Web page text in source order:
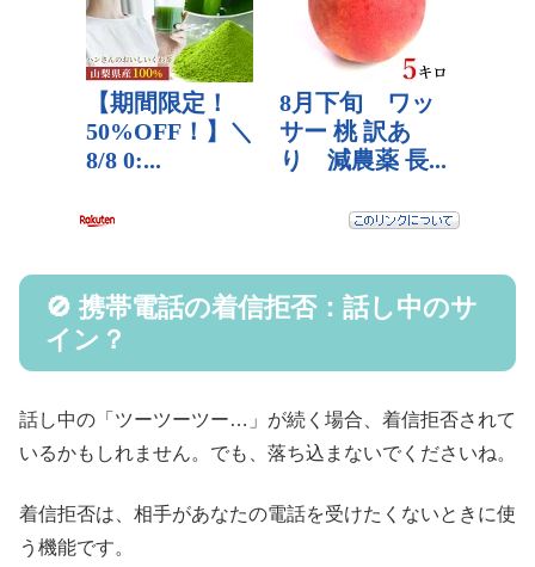
🚫 携帯電話の着信拒否：話し中のサ
イン？
話し中の「ツーツーツー…」が続く場合、着信拒否されて
いるかもしれません。でも、落ち込まないでくださいね。
着信拒否は、相手があなたの電話を受けたくないときに使
う機能です。